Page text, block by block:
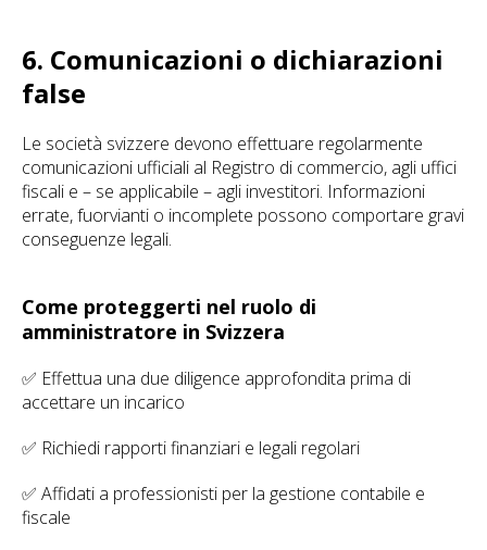
6. Comunicazioni o dichiarazioni
false
Le società svizzere devono effettuare regolarmente
comunicazioni ufficiali al Registro di commercio, agli uffici
fiscali e – se applicabile – agli investitori. Informazioni
errate, fuorvianti o incomplete possono comportare gravi
conseguenze legali.
Come proteggerti nel ruolo di
amministratore in Svizzera
✅ Effettua una due diligence approfondita prima di
accettare un incarico
✅ Richiedi rapporti finanziari e legali regolari
✅ Affidati a professionisti per la gestione contabile e
fiscale